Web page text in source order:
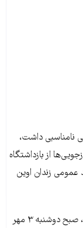
نامناسبی داشت،
از بازداشتگاه
اوین، به بند عمومی زندان اوین
در پی انتشار خبر مرگ فرامرز جاویدزاد در زندان اوین، صبح دوشنبه ۳ مهر